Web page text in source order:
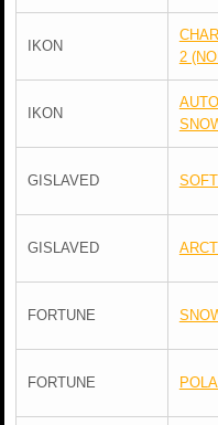
IKON
2
IKON
GISLAVED
GISLAVED
FORTUNE
FORTUNE